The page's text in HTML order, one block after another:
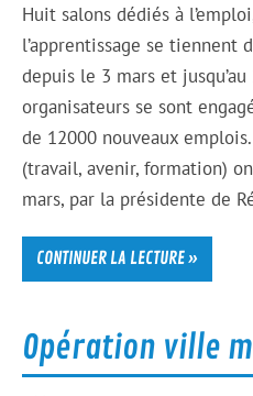
Huit salons dédiés à
l’apprentissage se tiennent
depuis le 3 mars et jusqu’au
organisateurs se sont
de 12000 nouveaux
(travail, avenir, formation)
mars, par la présidente de
CONTINUER LA LECTURE »
Opération ville